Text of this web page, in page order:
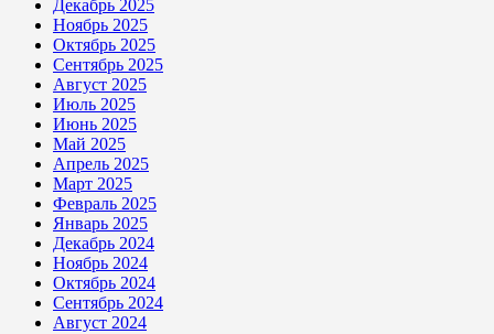
Декабрь 2025
Ноябрь 2025
Октябрь 2025
Сентябрь 2025
Август 2025
Июль 2025
Июнь 2025
Май 2025
Апрель 2025
Март 2025
Февраль 2025
Январь 2025
Декабрь 2024
Ноябрь 2024
Октябрь 2024
Сентябрь 2024
Август 2024